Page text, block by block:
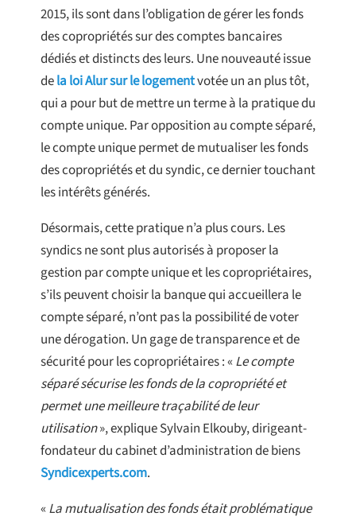
2015, ils sont dans l’obligation de gérer les fonds
des copropriétés sur des comptes bancaires
dédiés et distincts des leurs. Une nouveauté issue
dela loi Alur sur le logementvotée un an plus tôt,
qui a pour but de mettre un terme à la pratique du
compte unique. Par opposition au compte séparé,
le compte unique permet de mutualiser les fonds
des copropriétés et du syndic, ce dernier touchant
les intérêts générés.
Désormais, cette pratique n’a plus cours. Les
syndics ne sont plus autorisés à proposer la
gestion par compte unique et les copropriétaires,
s’ils peuvent choisir la banque qui accueillera le
compte séparé, n’ont pas la possibilité de voter
une dérogation. Un gage de transparence et de
sécurité pour les copropriétaires : «Le compte
séparé sécurise les fonds de la copropriété et
permet une meilleure traçabilité de leur
utilisation», explique Sylvain Elkouby, dirigeant-
fondateur du cabinet d’administration de biens
Syndicexperts.com.
«La mutualisation des fonds était problématique